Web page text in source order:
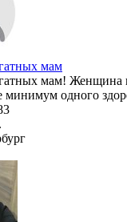
мам
мам! Женщина в
минимум одного